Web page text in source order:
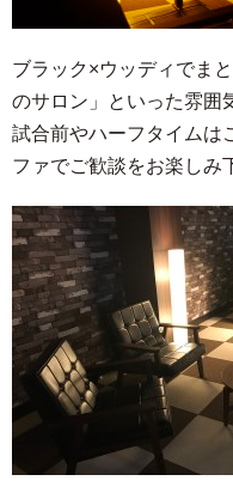
ブラック×ウッディでま
のサロン」といった雰囲
試合前やハーフタイムは
ファでご歓談をお楽しみ